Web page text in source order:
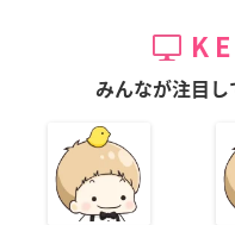
みんなが注目し